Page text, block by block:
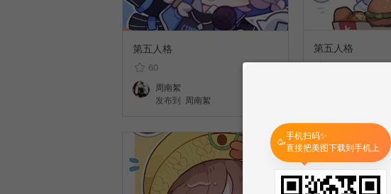
第五人格
61
第五人格
60
周南絮
发布到 周南絮
🥳手机扫码✨
直接把美图下载到手机上